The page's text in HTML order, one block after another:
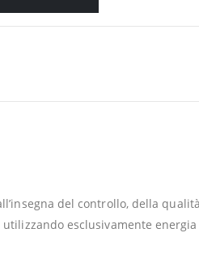
del controllo, della
esclusivamente